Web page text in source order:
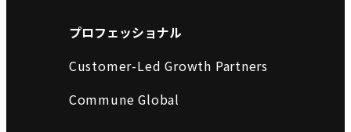
プロフェッショナル
Customer-Led Growth Partners
Commune Global